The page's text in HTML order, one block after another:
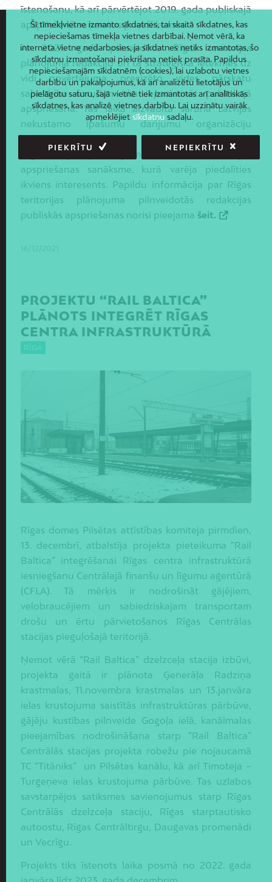
īstenošanu, kā arī pārvērtējot 2019. gada publiskajā
apspriešanā saņemtos priekšlikumus.
Ar 2021. gadā pilnveidoto Rīgas teritorijas
plānojuma redakciju un tā stratēģiskā ietekmes uz
vidi novērtējuma precizēto vides pārskatu
sabiedrība šoruden tika iepazīstināt publiskajā
apspriešanā. Tās laikā aizvadīta saruna Latvijas
nekustamo īpašumu darījumu organizāciju
pārstāvjiem, apspriede ar Rīgas apkaimju
organizāciju pārstāvjiem, kā arī norisinājās
apspriešanas sanāksme, kurā varēja piedalīties
ikviens interesents. Papildu informācija par Rīgas
teritorijas plānojuma pilnveidotās redakcijas
publiskās apspriešanas norisi pieejama šeit.
PROJEKTU “RAIL BALTICA”
PLĀNOTS INTEGRĒT RĪGAS
CENTRA INFRASTRUKTŪRĀ
RĪGA
Rīgas domes Pilsētas attīstības komiteja pirmdien,
13. decembrī, atbalstīja projekta pieteikuma “Rail
Baltica” integrēšanai Rīgas centra infrastruktūrā
iesniegšanu Centrālajā finanšu un līgumu aģentūrā
(CFLA). Tā mērķis ir nodrošināt gājējiem,
velobraucējiem un sabiedriskajam transportam
drošu un ērtu pārvietošanos Rīgas Centrālas
stacijas pieguļošajā teritorijā.
Ņemot vērā “Rail Baltica” dzelzceļa stacija izbūvi,
projekta gaitā ir plānota Ģenerāļa Radziņa
krastmalas, 11.novembra krastmalas un 13.janvāra
ielas krustojuma saistītās infrastruktūras pārbūve,
gājēju kustības pilnveide Gogoļa ielā, kanālmalas
pieejamības nodrošināšana starp “Rail Baltica”
Centrālās stacijas projekta robežu pie nojaucamā
TC “Titāniks” un Pilsētas kanālu, kā arī Timoteja –
Turgeņeva ielas krustojuma pārbūve. Tas uzlabos
savstarpējos satiksmes savienojumus starp Rīgas
Centrālās dzelzceļa staciju, Rīgas starptautisko
autoostu, Rīgas Centrāltirgu, Daugavas promenādi
un Vecrīgu.
Projekts tiks īstenots laika posmā no 2022. gada
Šī tīmekļvietne izmanto sīkdatnes, tai skaitā sīkdatnes, kas
nepieciešamas tīmekļa vietnes darbībai. Ņemot vērā, ka
interneta vietne nedarbosies, ja sīkdatnes netiks izmantotas, šo
sīkdatņu izmantošanai piekrišana netiek prasīta. Papildus
nepieciešamajām sīkdatnēm (cookies), lai uzlabotu vietnes
darbību un pakalpojumus, kā arī analizētu lietotājus un
pielāgotu saturu, šajā vietnē tiek izmantotas arī analītiskās
sīkdatnes, kas analizē vietnes darbību. Lai uzzinātu vairāk
apmeklējiet sīkdatņusadaļu.
PIEKRĪTU NEPIEKRĪTU